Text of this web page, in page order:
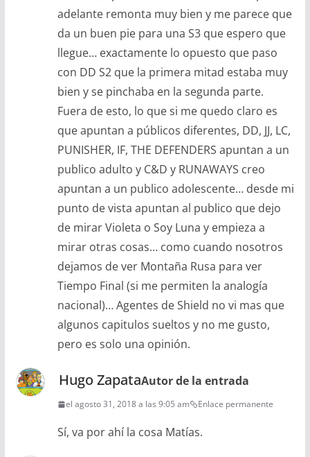
adelante remonta muy bien y me parece que
da un buen pie para una S3 que espero que
llegue… exactamente lo opuesto que paso
con DD S2 que la primera mitad estaba muy
bien y se pinchaba en la segunda parte.
Fuera de esto, lo que si me quedo claro es
que apuntan a públicos diferentes, DD, JJ, LC,
PUNISHER, IF, THE DEFENDERS apuntan a un
publico adulto y C&D y RUNAWAYS creo
apuntan a un publico adolescente… desde mi
punto de vista apuntan al publico que dejo
de mirar Violeta o Soy Luna y empieza a
mirar otras cosas… como cuando nosotros
dejamos de ver Montaña Rusa para ver
Tiempo Final (si me permiten la analogía
nacional)… Agentes de Shield no vi mas que
algunos capitulos sueltos y no me gusto,
pero es solo una opinión.
Hugo ZapataAutor de la entrada
el agosto 31, 2018 a las 9:05 am Enlace permanente
Sí, va por ahí la cosa Matías.